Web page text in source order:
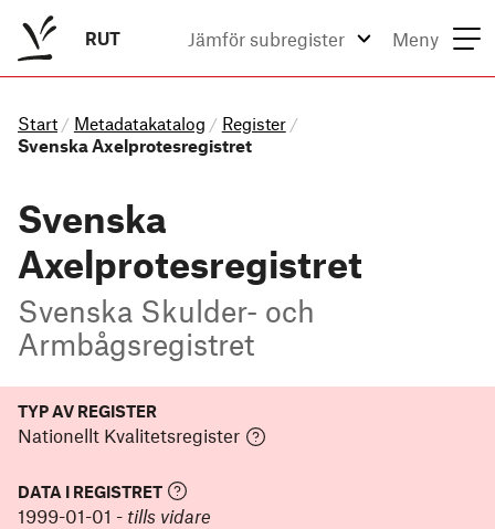
RUT Jämför subregister Meny
Start / Metadatakatalog / Register /
Svenska Axelprotesregistret
Svenska
Axelprotesregistret
Svenska Skulder- och
Armbågsregistret
TYP AV REGISTER
Nationellt Kvalitetsregister
DATA I REGISTRET
1999-01-01 - tills vidare